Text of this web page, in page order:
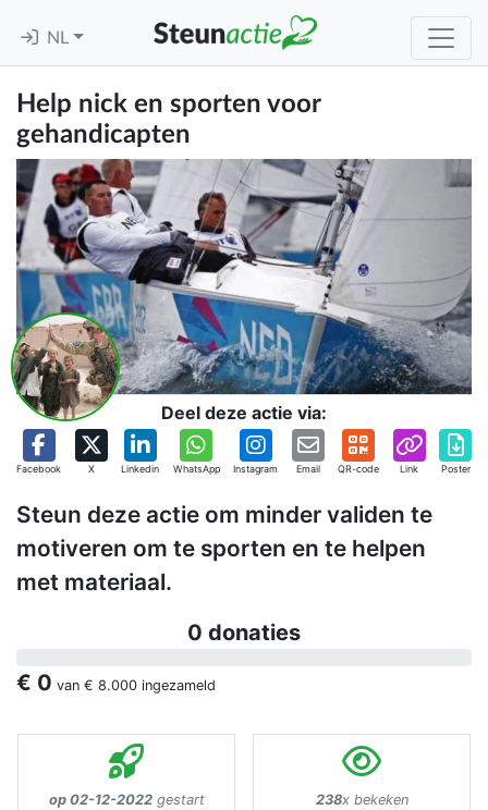
NL
Help nick en sporten voor
gehandicapten
Deel deze actie via:
Facebook X Linkedin WhatsApp Instagram Email QR-code Link Poster
Steun deze actie om minder validen te
motiveren om te sporten en te helpen
met materiaal.
0 donaties
€ 0 van € 8.000 ingezameld
op 02-12-2022gestart 238x bekeken